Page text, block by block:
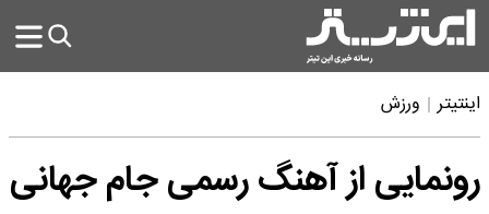
اینتیتر ورزش
رونمایی از آهنگ رسمی جام جهانی